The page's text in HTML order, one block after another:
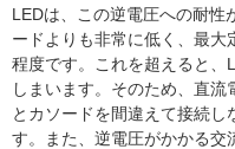
LEDは、この逆電圧への耐性
ードよりも非常に低く、最大
程度です。これを超えると、
しまいます。そのため、直流
とカソードを間違えて接続し
す。また、逆電圧がかかる交